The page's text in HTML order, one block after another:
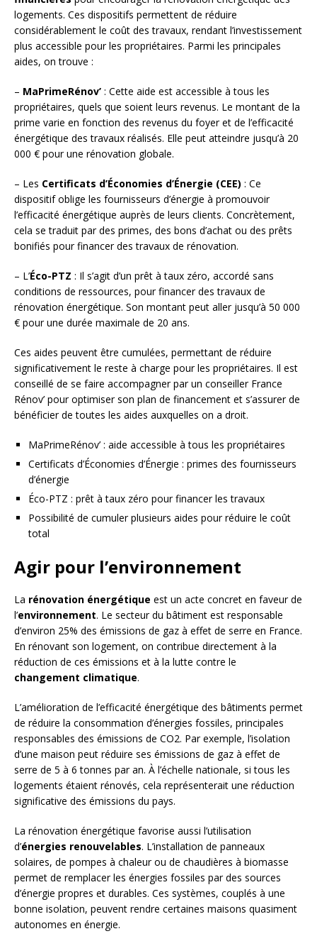
logements. Ces dispositifs permettent de réduire
considérablement le coût des travaux, rendant l’investissement
plus accessible pour les propriétaires. Parmi les principales
aides, on trouve :
– MaPrimeRénov’ : Cette aide est accessible à tous les
propriétaires, quels que soient leurs revenus. Le montant de la
prime varie en fonction des revenus du foyer et de l’efficacité
énergétique des travaux réalisés. Elle peut atteindre jusqu’à 20
000 € pour une rénovation globale.
– Les Certificats d’Économies d’Énergie (CEE) : Ce
dispositif oblige les fournisseurs d’énergie à promouvoir
l’efficacité énergétique auprès de leurs clients. Concrètement,
cela se traduit par des primes, des bons d’achat ou des prêts
bonifiés pour financer des travaux de rénovation.
– L’Éco-PTZ : Il s’agit d’un prêt à taux zéro, accordé sans
conditions de ressources, pour financer des travaux de
rénovation énergétique. Son montant peut aller jusqu’à 50 000
€ pour une durée maximale de 20 ans.
Ces aides peuvent être cumulées, permettant de réduire
significativement le reste à charge pour les propriétaires. Il est
conseillé de se faire accompagner par un conseiller France
Rénov’ pour optimiser son plan de financement et s’assurer de
bénéficier de toutes les aides auxquelles on a droit.
MaPrimeRénov’ : aide accessible à tous les propriétaires
Certificats d’Économies d’Énergie : primes des fournisseurs
d’énergie
Éco-PTZ : prêt à taux zéro pour financer les travaux
Possibilité de cumuler plusieurs aides pour réduire le coût
total
Agir pour l’environnement
La rénovation énergétique est un acte concret en faveur de
l’environnement. Le secteur du bâtiment est responsable
d’environ 25% des émissions de gaz à effet de serre en France.
En rénovant son logement, on contribue directement à la
réduction de ces émissions et à la lutte contre le
changement climatique.
L’amélioration de l’efficacité énergétique des bâtiments permet
de réduire la consommation d’énergies fossiles, principales
responsables des émissions de CO2. Par exemple, l’isolation
d’une maison peut réduire ses émissions de gaz à effet de
serre de 5 à 6 tonnes par an. À l’échelle nationale, si tous les
logements étaient rénovés, cela représenterait une réduction
significative des émissions du pays.
La rénovation énergétique favorise aussi l’utilisation
d’énergies renouvelables. L’installation de panneaux
solaires, de pompes à chaleur ou de chaudières à biomasse
permet de remplacer les énergies fossiles par des sources
d’énergie propres et durables. Ces systèmes, couplés à une
bonne isolation, peuvent rendre certaines maisons quasiment
autonomes en énergie.